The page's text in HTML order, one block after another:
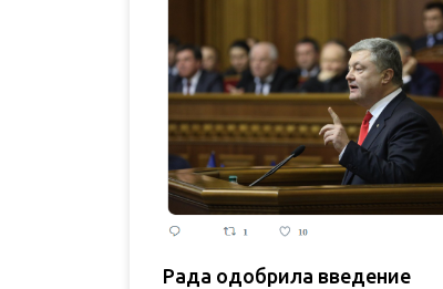
Рада одобрила введение